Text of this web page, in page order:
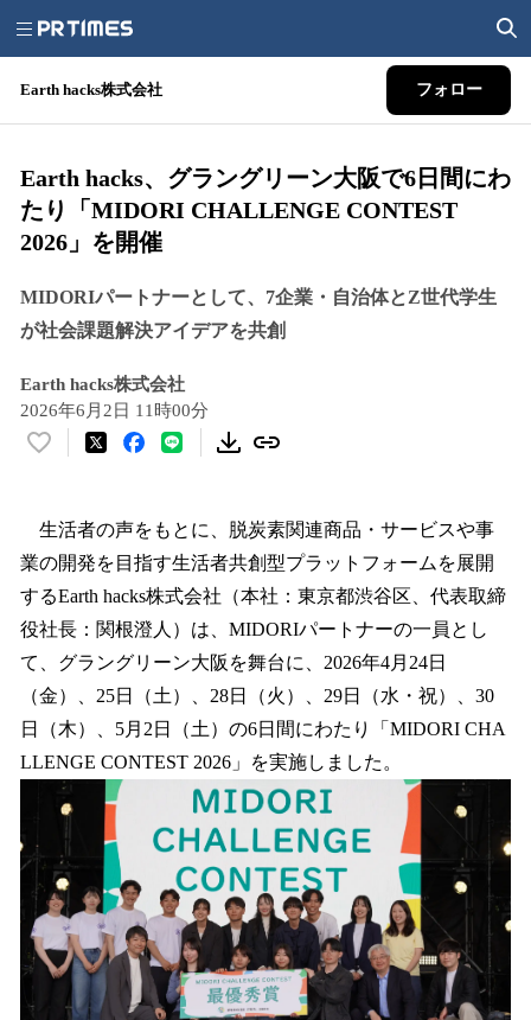
Earth hacks株式会社 フォロー
Earth hacks、グラングリーン大阪で6日間にわ
たり「MIDORI CHALLENGE CONTEST
2026」を開催
MIDORIパートナーとして、7企業・自治体とZ世代学生
が社会課題解決アイデアを共創
Earth hacks株式会社
2026年6月2日 11時00分
い
！
数
を
読
み
み
中
で
す
生活者の声をもとに、脱炭素関連商品・サービスや事
業の開発を目指す生活者共創型プラットフォームを展開
するEarth hacks株式会社（本社：東京都渋谷区、代表取締
役社長：関根澄人）は、MIDORIパートナーの一員とし
て、グラングリーン大阪を舞台に、2026年4月24日
（金）、25日（土）、28日（火）、29日（水・祝）、30
日（木）、5月2日（土）の6日間にわたり「MIDORI CHA
LLENGE CONTEST 2026」を実施しました。